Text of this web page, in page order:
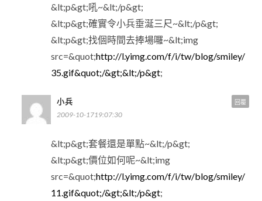
&lt;p&gt;吼~&lt;/p&gt;
&lt;p&gt;確實令小兵垂涎三尺~&lt;/p&gt;
&lt;p&gt;找個時間去捧場囉~&lt;img
src=&quot;http://l.yimg.com/f/i/tw/blog/smiley/
35.gif&quot;/&gt;&lt;/p&gt;
小兵
2009-10-1719:07:30
&lt;p&gt;套餐還是單點~&lt;/p&gt;
&lt;p&gt;價位如何呢~&lt;img
src=&quot;http://l.yimg.com/f/i/tw/blog/smiley/
11.gif&quot;/&gt;&lt;/p&gt;
回覆